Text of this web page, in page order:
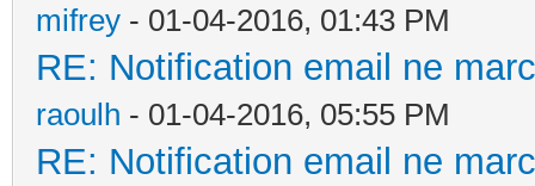
mifrey - 01-04-2016, 01:43 PM
RE: Notification email ne
raoulh - 01-04-2016, 05:55 PM
RE: Notification email ne